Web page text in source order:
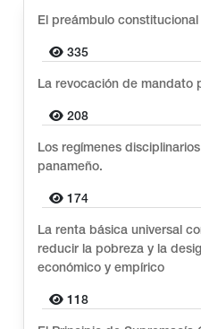
El preámbulo constitucional
335
La revocación de mandato
208
Los regímenes
panameño.
174
La renta básica universal
reducir la pobreza y la
económico y empírico
118